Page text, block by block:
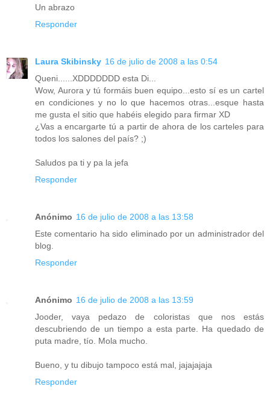
Un abrazo
Responder
Laura Skibinsky 16 de julio de 2008 a las 0:54
Queni......XDDDDDDD esta Di...
Wow, Aurora y tú formáis buen equipo...esto sí es un cartel
en condiciones y no lo que hacemos otras...esque hasta
me gusta el sitio que habéis elegido para firmar XD
¿Vas a encargarte tú a partir de ahora de los carteles para
todos los salones del país? ;)
Saludos pa ti y pa la jefa
Responder
Anónimo 16 de julio de 2008 a las 13:58
Este comentario ha sido eliminado por un administrador del
blog.
Responder
Anónimo 16 de julio de 2008 a las 13:59
Jooder, vaya pedazo de coloristas que nos estás
descubriendo de un tiempo a esta parte. Ha quedado de
puta madre, tío. Mola mucho.
Bueno, y tu dibujo tampoco está mal, jajajajaja
Responder